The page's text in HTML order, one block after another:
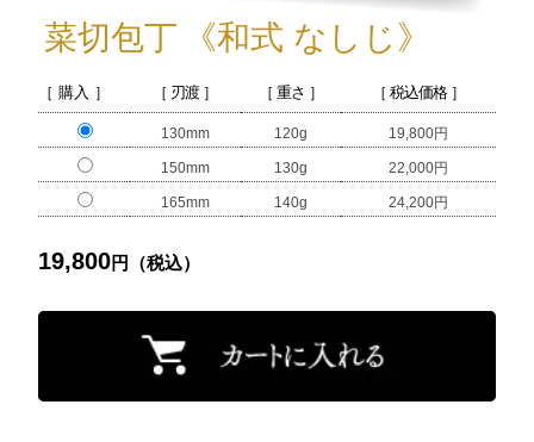
菜切包丁 《和式 なしじ》
［ 購入 ］ ［ 刃渡 ］ ［ 重さ ］ ［ 税込価格 ］
130mm 120g 19,800円
150mm 130g 22,000円
165mm 140g 24,200円
19,800円（税込）